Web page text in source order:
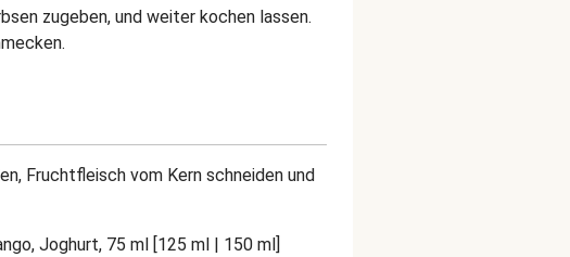
zugeben, und weiter kochen lassen.
Fruchtfleisch vom Kern schneiden und
Joghurt, 75 ml [125 ml | 150 ml]